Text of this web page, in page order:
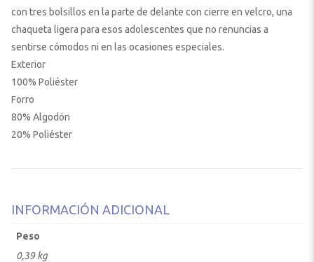
con tres bolsillos en la parte de delante con cierre en velcro, una
chaqueta ligera para esos adolescentes que no renuncias a
sentirse cómodos ni en las ocasiones especiales.
Exterior
100% Poliéster
Forro
80% Algodón
20% Poliéster
INFORMACIÓN ADICIONAL
Peso
0,39 kg